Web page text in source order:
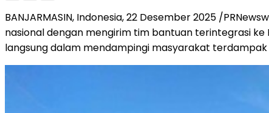
BANJARMASIN, Indonesia,22 Desember 2025 /
nasional dengan mengirim tim bantuan terintegrasi ke
langsung dalam mendampingi masyarakat